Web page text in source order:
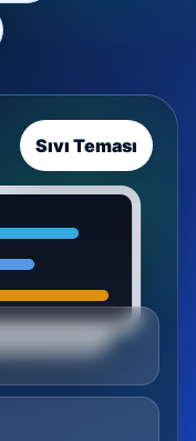
Sıvı Teması